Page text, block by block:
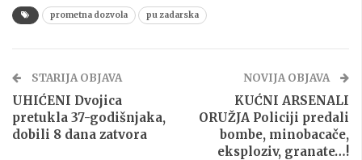
prometna dozvola pu zadarska
STARIJA OBJAVA
UHIĆENI Dvojica
pretukla 37-godišnjaka,
dobili 8 dana zatvora
NOVIJA OBJAVA
KUĆNI ARSENALI
ORUŽJA Policiji predali
bombe, minobacače,
eksploziv, granate…!